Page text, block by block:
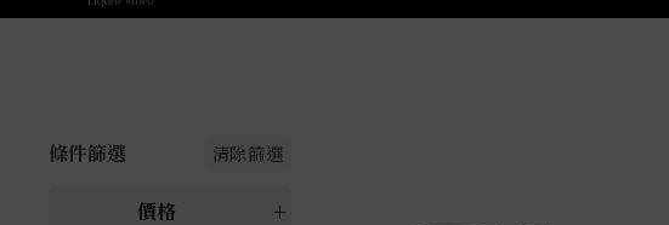
條件篩選 清除篩選
價格